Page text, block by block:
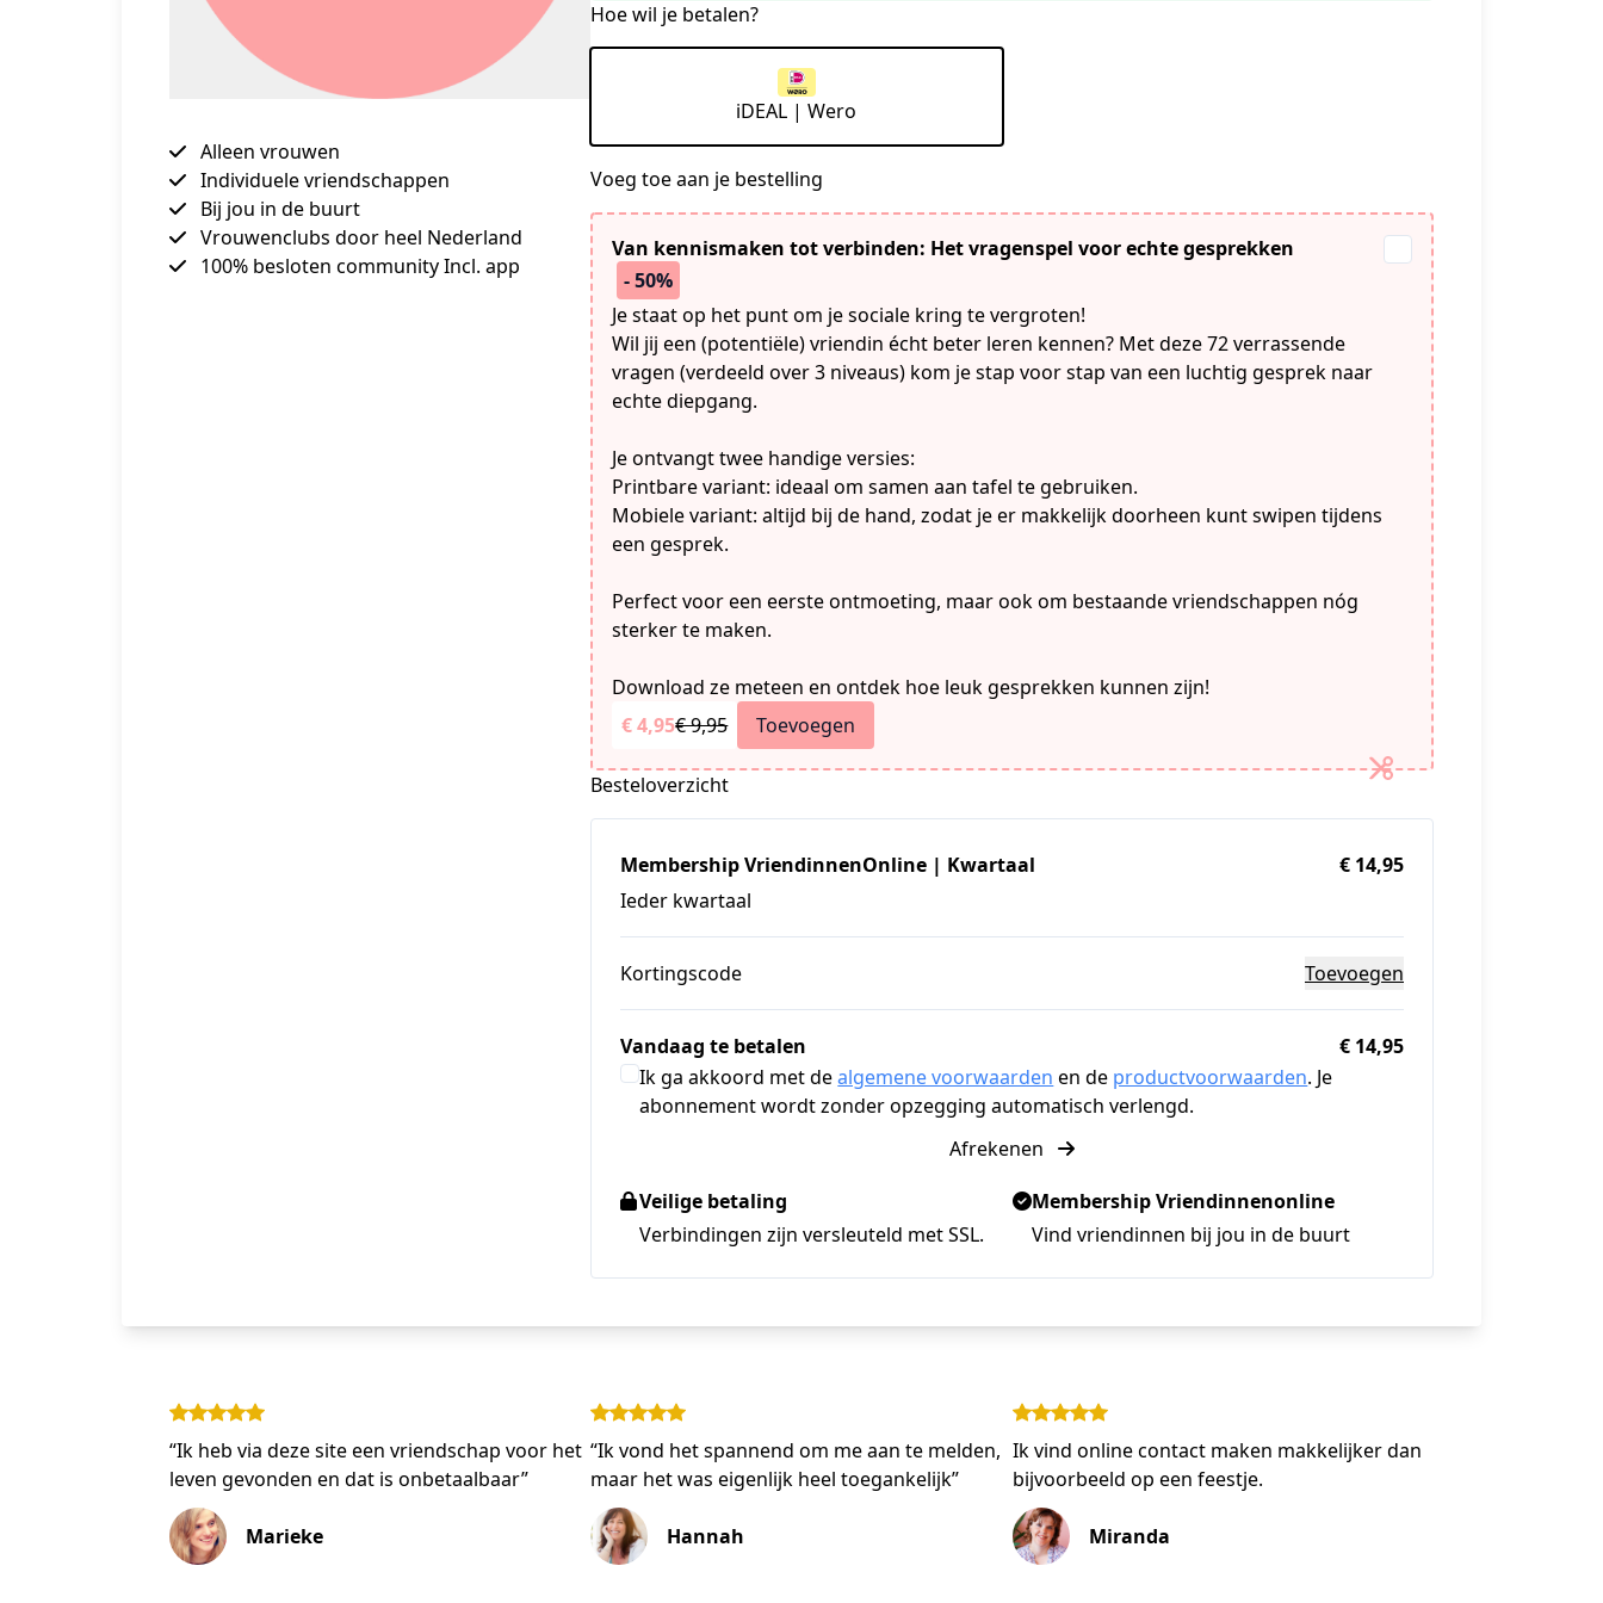
Alleen vrouwen
Individuele vriendschappen
Bij jou in de buurt
Vrouwenclubs door heel Nederland
100% besloten community Incl. app
Hoe wil je betalen?
iDEAL | Wero
Voeg toe aan je bestelling
Van kennismaken tot verbinden: Het vragen­spel voor echte gesprekken
- 50%
Je staat op het punt om je sociale kring te vergroten!
Wil jij een (potentiële) vriendin écht beter leren kennen? Met deze 72 verrassende
vragen (verdeeld over 3 niveaus) kom je stap voor stap van een luchtig gesprek naar
echte diepgang.
Je ontvangt twee handige versies:
Printbare variant: ideaal om samen aan tafel te gebruiken.
Mobiele variant: altijd bij de hand, zodat je er makkelijk doorheen kunt swipen tijdens
een gesprek.
Perfect voor een eerste ontmoeting, maar ook om bestaande vriendschappen nóg
sterker te maken.
Download ze meteen en ontdek hoe leuk gesprekken kunnen zijn!
€ 4,95€ 9,95 Toevoegen
Besteloverzicht
Membership VriendinnenOnline | Kwartaal
Ieder kwartaal
€ 14,95
Kortingscode Toevoegen
Vandaag te betalen
€ 14,95
Ik ga akkoord met dealgemene voorwaarden en de productvoorwaarden. Je
abonnement wordt zonder opzegging automatisch verlengd.
Afrekenen
Veilige betaling
Verbindingen zijn versleuteld met SSL.
Membership Vriendinnenonline
Vind vriendinnen bij jou in de buurt
“Ik heb via deze site een vriendschap voor het
leven gevonden en dat is onbetaalbaar”
Marieke
“Ik vond het spannend om me aan te melden,
maar het was eigenlijk heel toegankelijk”
Hannah
Ik vind online contact maken makkelijker dan
bijvoorbeeld op een feestje.
Miranda